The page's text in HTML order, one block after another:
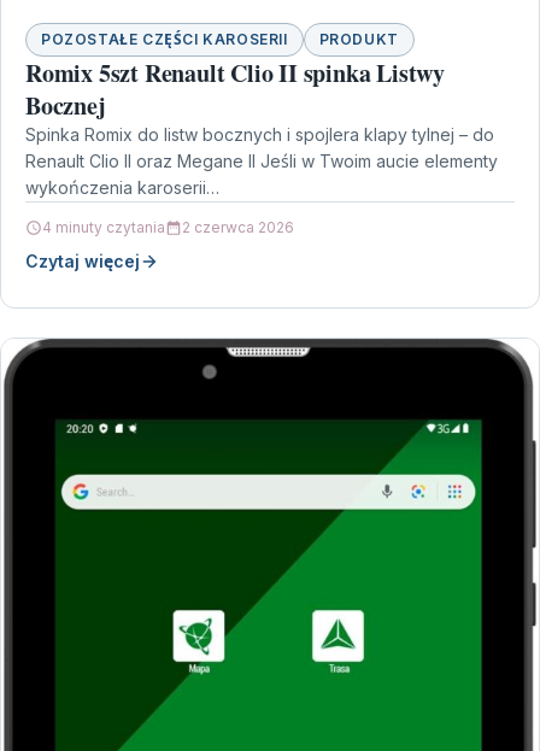
POZOSTAŁE CZĘŚCI KAROSERII PRODUKT
Romix 5szt Renault Clio II spinka Listwy
Bocznej
Spinka Romix do listw bocznych i spojlera klapy tylnej – do
Renault Clio II oraz Megane II Jeśli w Twoim aucie elementy
wykończenia karoserii…
4 minuty czytania 2 czerwca 2026
Czytaj więcej